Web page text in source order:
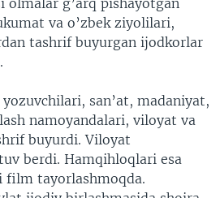
va o’zbek ziyolilari,
tashrif buyurgan ijodkorlar
san’at, madaniyat,
namoyandalari, viloyat va
buyurdi. Viloyat
berdi. Hamqihloqlari esa
film tayorlashmoqda.